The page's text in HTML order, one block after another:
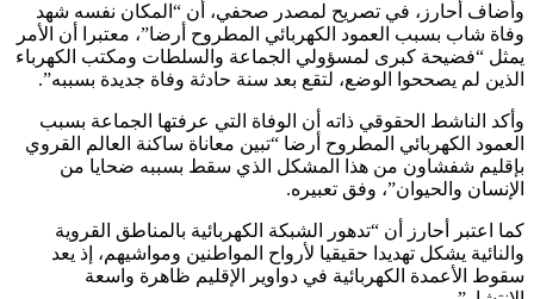
وأضاف أحارز، في تصريح لمصدر صحفي، أن “المكان نفسه شهد
وفاة شاب بسبب العمود الكهربائي المطروح أرضا”، معتبرا أن الأمر
يمثل “فضيحة كبرى لمسؤولي الجماعة والسلطات ومكتب الكهرباء
الذين لم يصححوا الوضع، لتقع بعد سنة حادثة وفاة جديدة بسببه”.
وأكد الناشط الحقوقي ذاته أن الوفاة التي عرفتها الجماعة بسبب
العمود الكهربائي المطروح أرضا “تبين معاناة ساكنة العالم القروي
بإقليم شفشاون من هذا المشكل الذي سقط بسببه ضحايا من
الإنسان والحيوان”، وفق تعبيره.
كما اعتبر أحارز أن “تدهور الشبكة الكهربائية بالمناطق القروية
والنائية يشكل تهديدا حقيقيا لأرواح المواطنين ومواشيهم، إذ يعد
سقوط الأعمدة الكهربائية في دواوير الإقليم ظاهرة واسعة